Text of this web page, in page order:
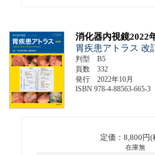
消化器内視鏡2022
胃疾患アトラス 改
判型 B5
頁数 332
発行 2022年10月
ISBN 978-4-88563-665-3
定価：8,800円(
在庫無